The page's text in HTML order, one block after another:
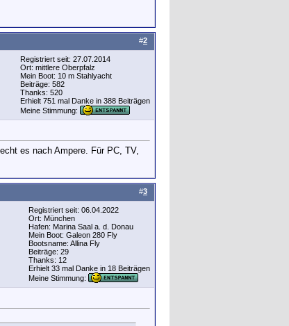
#2
Registriert seit: 27.07.2014
Ort: mittlere Oberpfalz
Mein Boot: 10 m Stahlyacht
Beiträge: 582
Thanks: 520
Erhielt 751 mal Danke in 388 Beiträgen
Meine Stimmung:
es nach Ampere. Für PC, TV,
#3
Registriert seit: 06.04.2022
Ort: München
Hafen: Marina Saal a. d. Donau
Mein Boot: Galeon 280 Fly
Bootsname: Allina Fly
Beiträge: 29
Thanks: 12
Erhielt 33 mal Danke in 18 Beiträgen
Meine Stimmung: